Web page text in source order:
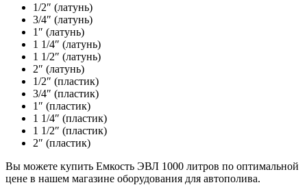
1/2″ (латунь)
3/4″ (латунь)
1″ (латунь)
1 1/4″ (латунь)
1 1/2″ (латунь)
2″ (латунь)
1/2″ (пластик)
3/4″ (пластик)
1″ (пластик)
1 1/4″ (пластик)
1 1/2″ (пластик)
2″ (пластик)
Вы можете купить Емкость ЭВЛ 1000 литров по оптимальной
цене в нашем магазине оборудования для автополива.